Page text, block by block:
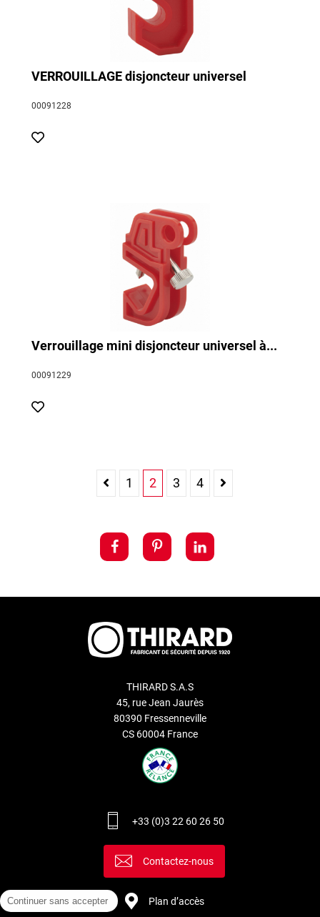
VERROUILLAGE disjoncteur universel
00091228
Verrouillage mini disjoncteur universel à...
00091229
1 2 3 4
THIRARD S.A.S
45, rue Jean Jaurès
80390 Fressenneville
CS 60004 France
+33 (0)3 22 60 26 50
Contactez-nous
Plan d’accès
Continuer sans accepter